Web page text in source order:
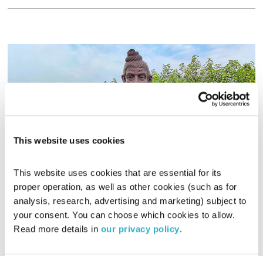
This website uses cookies
This website uses cookies that are essential for its
proper operation, as well as other cookies (such as for
analysis, research, advertising and marketing) subject to
your consent. You can choose which cookies to allow.
Read more details in our privacy policy.
בני בא – 31.10.22
בני בשן
31.10.22
01:00:06